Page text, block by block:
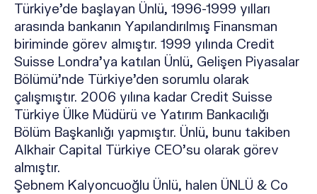
Türkiye’de başlayan Ünlü, 1996-1999 yılları
arasında bankanın Yapılandırılmış Finansman
biriminde görev almıştır. 1999 yılında Credit
Suisse Londra’ya katılan Ünlü, Gelişen Piyasalar
Bölümü’nde Türkiye’den sorumlu olarak
çalışmıştır. 2006 yılına kadar Credit Suisse
Türkiye Ülke Müdürü ve Yatırım Bankacılığı
Bölüm Başkanlığı yapmıştır. Ünlü, bunu takiben
Alkhair Capital Türkiye CEO’su olarak görev
almıştır.
Şebnem Kalyoncuoğlu Ünlü, halen ÜNLÜ & Co